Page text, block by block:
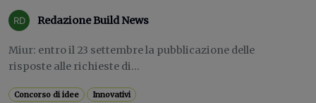
Redazione Build News
Miur: entro il 23 settembre la pubblicazione delle
risposte alle richieste di...
Concorso di idee Innovativi